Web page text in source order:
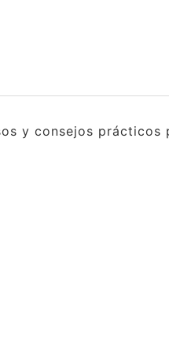
y consejos